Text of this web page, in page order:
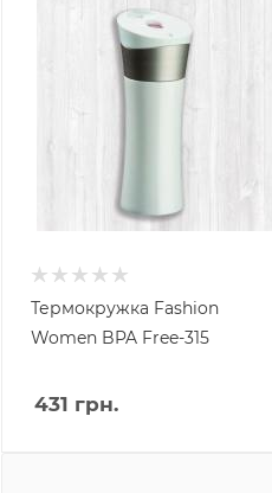
Термокружка Fashion
Women BPA Free-315
431 грн.